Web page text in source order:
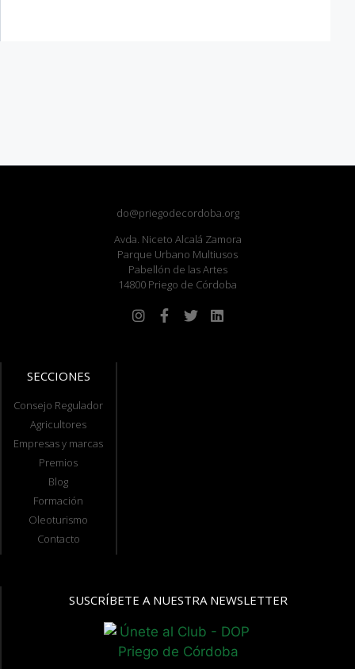
do@priegodecordoba.org
Avda. Niceto Alcalá Zamora
Parque Urbano Multiusos
Pabellón de las Artes
14800 Priego de Córdoba
SECCIONES
Consejo Regulador
Agricultores
Empresas y marcas
Premios
Blog
Formación
Oleoturismo
Contacto
SUSCRÍBETE A NUESTRA NEWSLETTER